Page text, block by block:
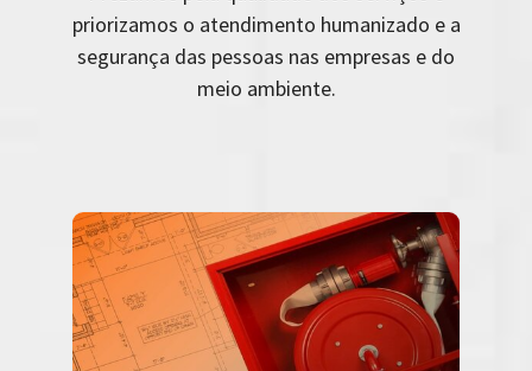
priorizamos o atendimento humanizado e a
segurança das pessoas nas empresas e do
meio ambiente.